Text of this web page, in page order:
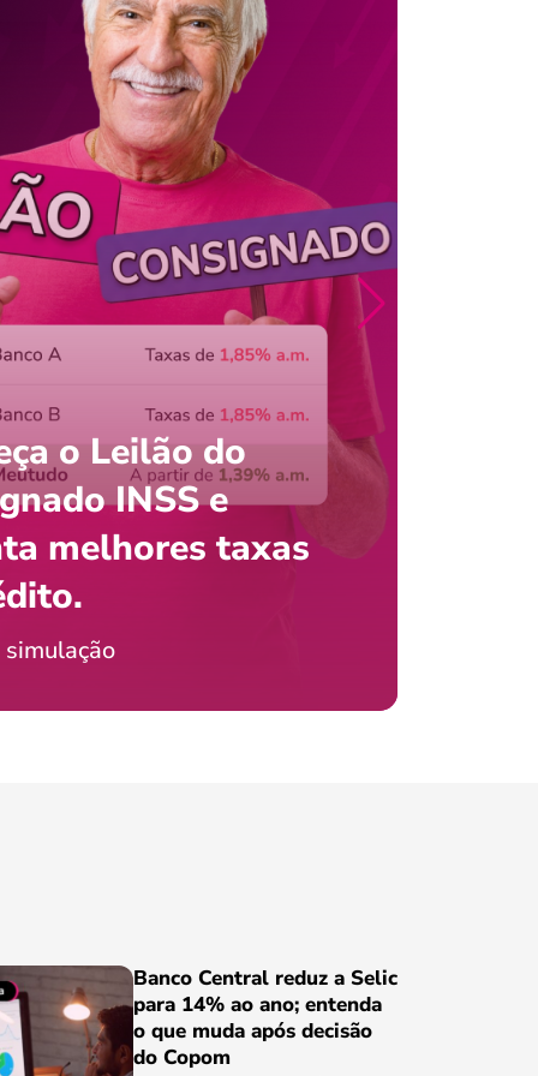
saldo do FGTS pelo
com o celular?
Jordão
o Leilão do
INSS e
melhores taxas
simulação
Banco Central reduz a Selic
para 14% ao ano; entenda
o que muda após decisão
do Copom